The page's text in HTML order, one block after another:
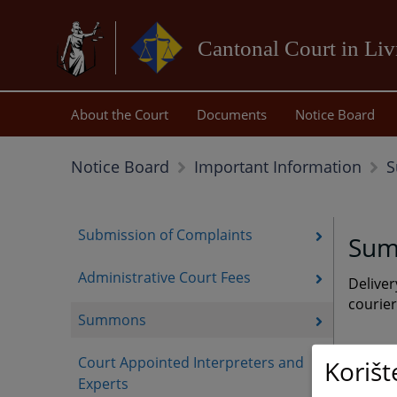
Cantonal Court in
About the Court Documents Notice Board
Notice Board Important Information
Submission of Complaints
Administrative Court Fees
Summons
Court Appointed Interpreters and
Experts